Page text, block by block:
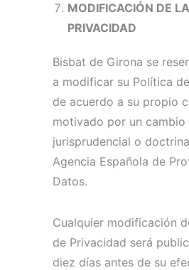
MODIFICACIÓN DE
PRIVACIDAD
Bisbat de Girona se
a modificar su Política
de acuerdo a su propio
motivado por un cambio
jurisprudencial o
Agencia Española de
Datos.
Cualquier modificación
de Privacidad será
diez días antes de su